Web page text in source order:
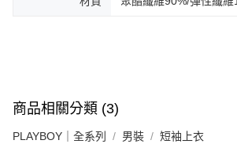
商品相關分類 (3)
PLAYBOY｜全系列 男裝 短袖上衣